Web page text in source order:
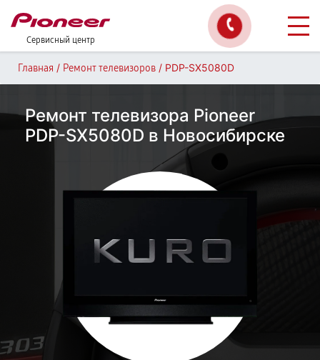
Сервисный центр
Главная / Ремонт телевизоров / PDP-SX5080D
Ремонт телевизора Pioneer
PDP-SX5080D в Новосибирске